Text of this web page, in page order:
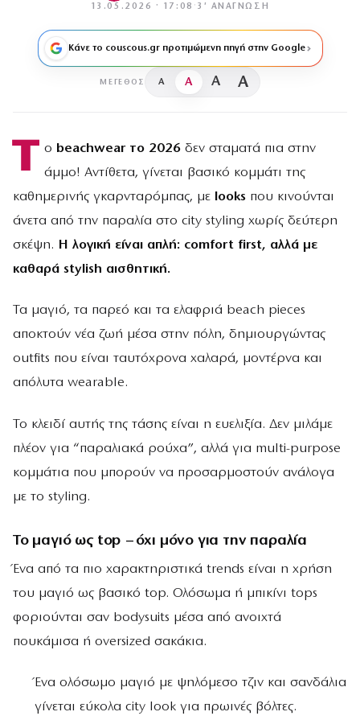
13.05.2026 · 17:08 · 3′ ΑΝΆΓΝΩΣΗ
Κάνε το couscous.gr προτιμώμενη πηγή στην Google
ΜΈΓΕΘΟΣ A A A A
Τ ο beachwear το 2026δεν σταματά πια στην
άμμο! Αντίθετα, γίνεται βασικό κομμάτι της
καθημερινής γκαρνταρόμπας, με looks που κινούνται
άνετα από την παραλία στο city styling χωρίς δεύτερη
σκέψη. Η λογική είναι απλή: comfort first, αλλά με
καθαρά stylish αισθητική.
Τα μαγιό, τα παρεό και τα ελαφριά beach pieces
αποκτούν νέα ζωή μέσα στην πόλη, δημιουργώντας
outfits που είναι ταυτόχρονα χαλαρά, μοντέρνα και
απόλυτα wearable.
Το κλειδί αυτής της τάσης είναι η ευελιξία. Δεν μιλάμε
πλέον για “παραλιακά ρούχα”, αλλά για multi-purpose
κομμάτια που μπορούν να προσαρμοστούν ανάλογα
με το styling.
Το μαγιό ως top – όχι μόνο για την παραλία
Ένα από τα πιο χαρακτηριστικά trends είναι η χρήση
του μαγιό ως βασικό top. Ολόσωμα ή μπικίνι tops
φοριούνται σαν bodysuits μέσα από ανοιχτά
πουκάμισα ή oversized σακάκια.
Ένα ολόσωμο μαγιό με ψηλόμεσο τζιν και σανδάλια
γίνεται εύκολα city look για πρωινές βόλτες.